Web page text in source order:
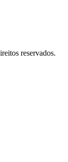
reservados.